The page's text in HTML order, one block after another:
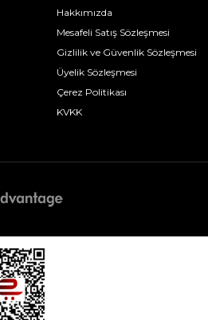
Hakkımızda
Mesafeli Satış Sözleşmesi
Gizlilik ve Güvenlik Sözleşmesi
Üyelik Sözleşmesi
Çerez Politikası
KVKK